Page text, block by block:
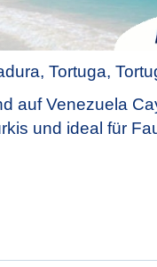
Tortuga,
auf Venezuela
und ideal für